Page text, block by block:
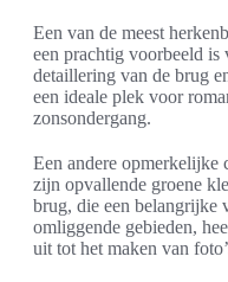
Een van de meest
een prachtig voorbeeld is
detaillering van de brug
een ideale plek voor
zonsondergang.
Een andere opmerkelijke
zijn opvallende groene
brug, die een belangrijke
omliggende gebieden,
uit tot het maken van